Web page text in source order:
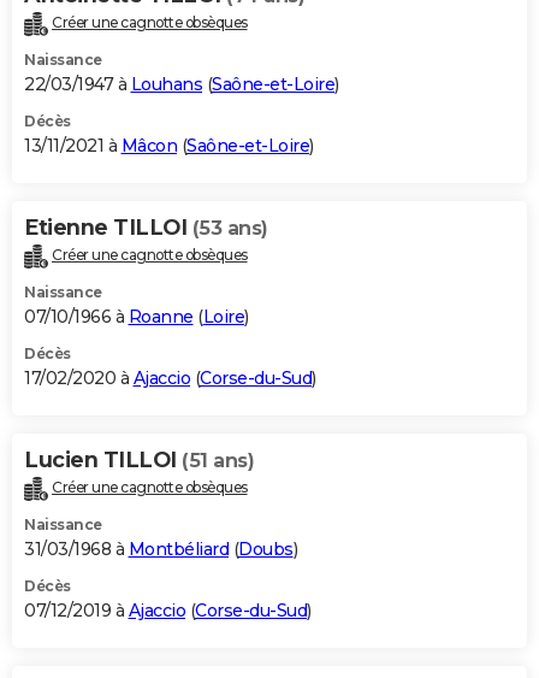
Créer une cagnotte obsèques
Naissance
22/03/1947 à Louhans (Saône-et-Loire)
Décès
13/11/2021 à Mâcon (Saône-et-Loire)
Etienne TILLOI (53 ans)
Créer une cagnotte obsèques
Naissance
07/10/1966 à Roanne (Loire)
Décès
17/02/2020 à Ajaccio (Corse-du-Sud)
Lucien TILLOI (51 ans)
Créer une cagnotte obsèques
Naissance
31/03/1968 à Montbéliard (Doubs)
Décès
07/12/2019 à Ajaccio (Corse-du-Sud)